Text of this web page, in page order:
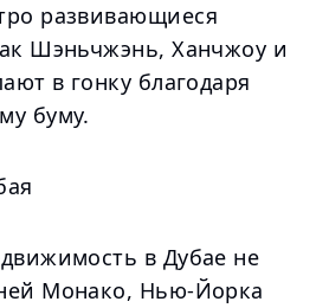
развивающиеся
Шэньчжэнь, Ханчжоу и
в гонку благодаря
буму.
в Дубае не
Монако, Нью-Йорка